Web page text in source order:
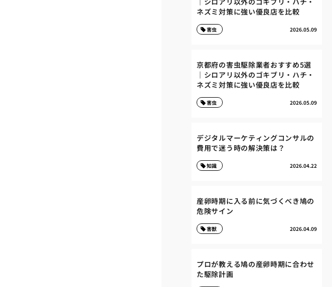
ネズミ対策に強い優良店を比較
2026.05.09
害虫
京都府の害虫駆除業者おすすめ5選
｜シロアリ以外のゴキブリ・ハチ・
ネズミ対策に強い優良店を比較
2026.05.09
害虫
デジタルマーケティングコンサルの
費用で迷う時の解決策は？
2026.04.22
知識
産卵時期に入る前に気づくべき鳩の
危険サイン
2026.04.09
害獣
プロが教える鳩の産卵時期に合わせ
た駆除計画